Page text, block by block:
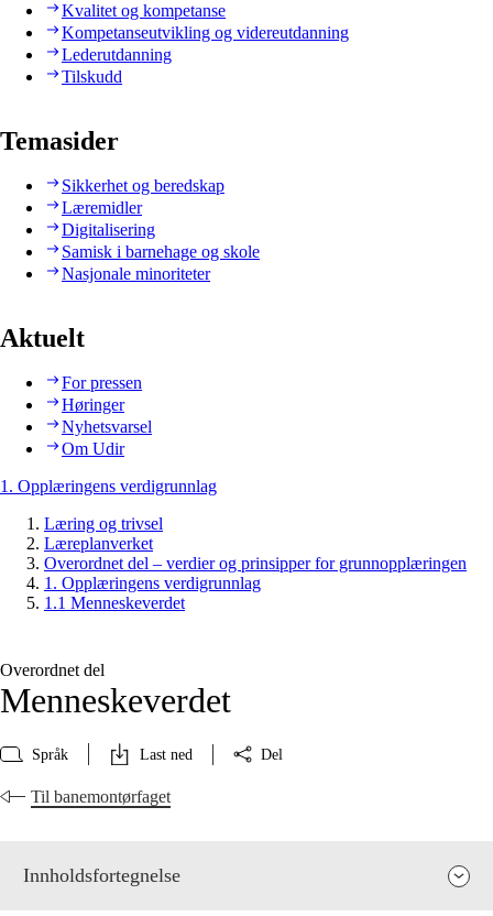
Kvalitet og kompetanse
Kompetanseutvikling og videreutdanning
Lederutdanning
Tilskudd
Temasider
Sikkerhet og beredskap
Læremidler
Digitalisering
Samisk i barnehage og skole
Nasjonale minoriteter
Aktuelt
For pressen
Høringer
Nyhetsvarsel
Om Udir
1. Opplæringens verdigrunnlag
Læring og trivsel
Læreplanverket
Overordnet del – verdier og prinsipper for grunnopplæringen
1. Opplæringens verdigrunnlag
1.1 Menneskeverdet
Overordnet del
Menneskeverdet
Språk Last ned Del
Til banemontørfaget
Innholdsfortegnelse